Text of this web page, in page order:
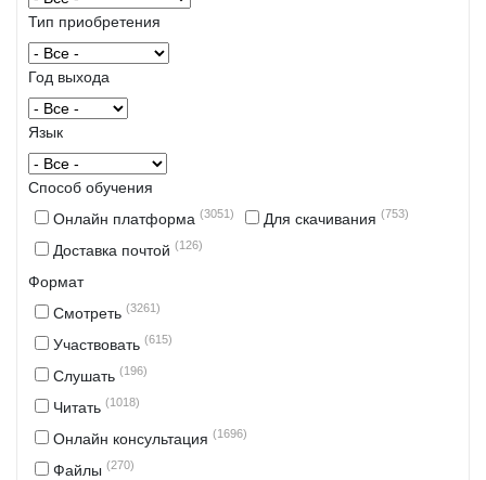
Тип приобретения
Год выхода
Язык
Способ обучения
Онлайн платформа (3051) Для скачивания (753)
Доставка почтой (126)
Формат
Смотреть (3261)
Участвовать (615)
Слушать (196)
Читать (1018)
Онлайн консультация (1696)
Файлы (270)